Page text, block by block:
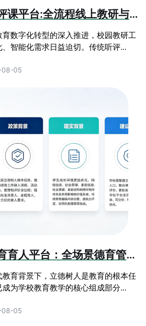
数字化智能听评课平台:全流程线上教研与教学质量提升系统
数字化转型的深入推进，校园教研工
智能化需求日益迫切。传统听评...
08-05
数字化校园德育育人平台：全场景德育管控与学生综合素质成长系统
育背景下，立德树人是教育的根本任
为学校教育教学的核心组成部分...
08-05